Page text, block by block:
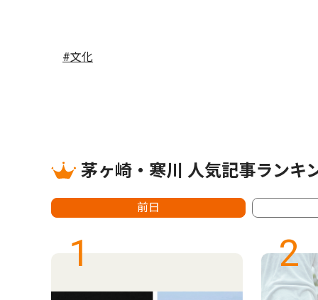
#文化
茅ヶ崎・寒川 人気記事ランキ
前日
1 2